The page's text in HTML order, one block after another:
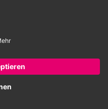
Vorkasse